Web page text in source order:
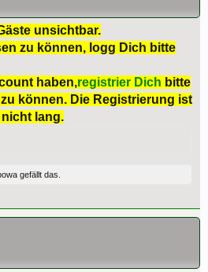
unsichtbar.
zu können, logg Dich bitte
haben,registrier Dich bitte
können. Die Registrierung ist
lang.
gefällt das.